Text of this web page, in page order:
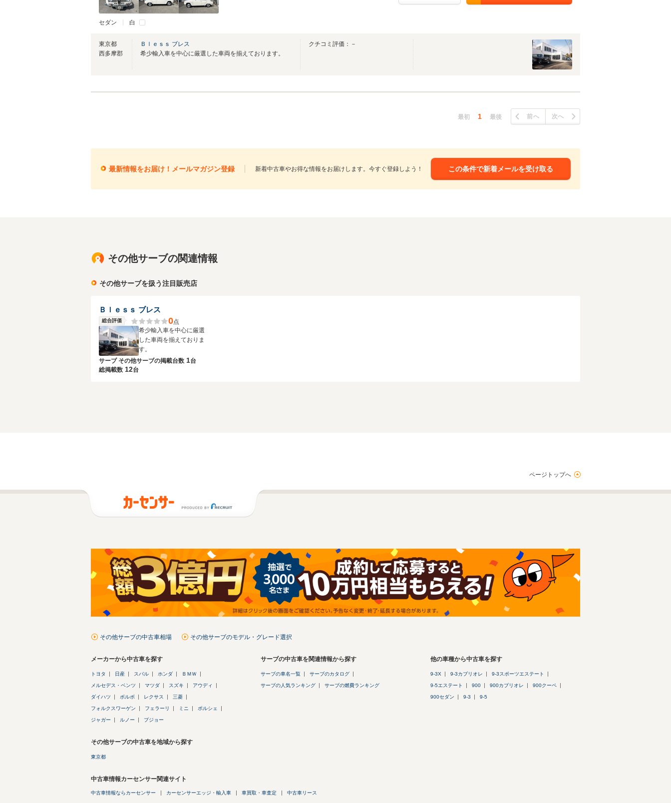
セダン 白
東京都
西多摩郡
Ｂｌｅｓｓ ブレス
希少輸入車を中心に厳選した車両を揃えております。
クチコミ評価：－
最初 1 最後 前へ 次へ
最新情報をお届け！メールマガジン登録 新着中古車やお得な情報をお届けします。今すぐ登録しよう！ この条件で新着メールを受け取る
その他サーブの関連情報
その他サーブを扱う注目販売店
Ｂｌｅｓｓ ブレス
総合評価 0点
希少輸入車を中心に厳選
した車両を揃えておりま
す。
サーブ その他サーブの掲載台数 1台
総掲載数 12台
ページトップへ
その他サーブの中古車相場 その他サーブのモデル・グレード選択
メーカーから中古車を探す
トヨタ 日産 スバル ホンダ ＢＭＷ
メルセデス・ベンツ マツダ スズキ アウディ
ダイハツ ボルボ レクサス 三菱
フォルクスワーゲン フェラーリ ミニ ポルシェ
ジャガー ルノー プジョー
サーブの中古車を関連情報から探す
サーブの車名一覧 サーブのカタログ
サーブの人気ランキング サーブの燃費ランキング
他の車種から中古車を探す
9-3X 9-3カブリオレ 9-3スポーツエステート
9-5エステート 900 900カブリオレ 900クーペ
900セダン 9-3 9-5
その他サーブの中古車を地域から探す
東京都
中古車情報カーセンサー関連サイト
中古車情報ならカーセンサー カーセンサーエッジ・輸入車 車買取・車査定 中古車リース